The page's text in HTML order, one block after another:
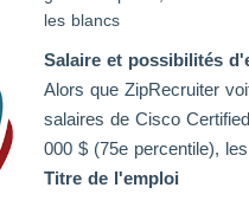
les blancs
Salaire et possibilités
Alors que ZipRecruiter
salaires de Cisco
000 $ (75e percentile),
Titre de l'emploi